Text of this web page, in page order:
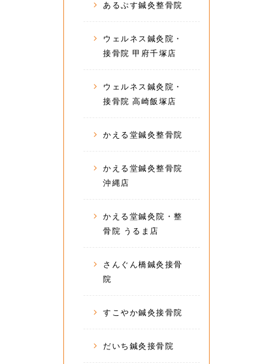
あるぷす鍼灸整骨院
ウェルネス鍼灸院・
接骨院 甲府千塚店
ウェルネス鍼灸院・
接骨院 高崎飯塚店
かえる堂鍼灸整骨院
かえる堂鍼灸整骨院
沖縄店
かえる堂鍼灸院・整
骨院 うるま店
さんぐん橋鍼灸接骨
院
すこやか鍼灸接骨院
だいち鍼灸接骨院